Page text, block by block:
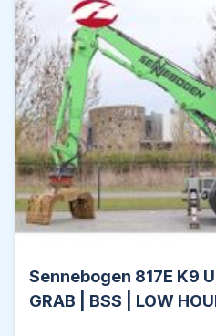
Sennebogen 817E K9
GRAB | BSS | LOW